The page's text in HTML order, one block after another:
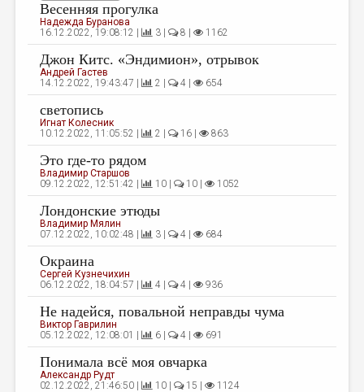
КУЛЬТУРОВЕДЕНИЕ
ПУБЛИЦИСТИКА
РЕЦЕНЗИРОВАНИЕ
ЦИКЛЫ ПУБЛИКАЦИЙ
ТРЕДИАКОВСКИЙ
МЕДИА
ВКОНТАКТЕ
Весенняя прогулка
Надежда Буранова
16.12.2022, 19:08:12 |
3 | 8 | 1162
Джон Китс. «Эндимион», отрывок
Андрей Гастев
14.12.2022, 19:43:47 |
2 | 4 | 654
светопись
Игнат Колесник
10.12.2022, 11:05:52 |
2 | 16 | 863
Это где-то рядом
Владимир Старшов
09.12.2022, 12:51:42 |
10 | 10 | 1052
Лондонские этюды
Владимир Мялин
07.12.2022, 10:02:48 |
3 | 4 | 684
Окраина
Сергей Кузнечихин
06.12.2022, 18:04:57 |
4 | 4 | 936
Не надейся, повальной неправды чума
Виктор Гаврилин
05.12.2022, 12:08:01 |
6 | 4 | 691
Понимала всё моя овчарка
Александр Рудт
02.12.2022, 21:46:50 |
10 | 15 | 1124